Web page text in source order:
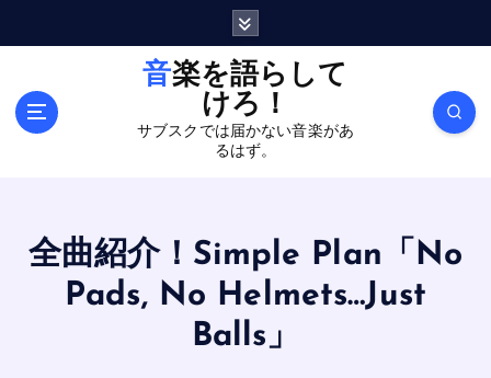
音楽を語らして
けろ！
サブスクでは届かない音楽があ
るはず。
全曲紹介！Simple Plan「No
Pads, No Helmets…Just
Balls」